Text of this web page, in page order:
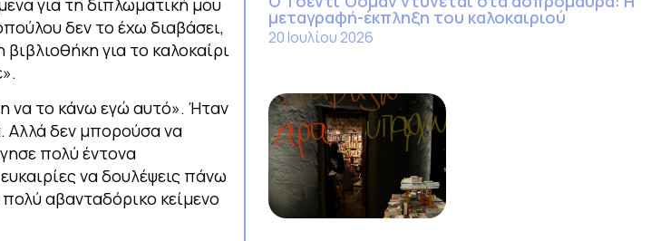
δεν το έχω διαβάσει,
για το καλοκαίρι
να το κάνω εγώ αυτό». Ήταν
Αλλά δεν μπορούσα να
πολύ έντονα
να δουλέψεις πάνω
αβανταδόρικο κείμενο
μεταγραφή-έκπληξη του καλοκαιριού
20 Ιουλίου 2026